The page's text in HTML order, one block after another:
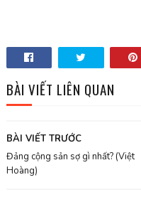
BÀI VIẾT LIÊN QUAN
BÀI VIẾT TRƯỚC
Đảng cộng sản sợ gì nhất? (Việt
Hoàng)